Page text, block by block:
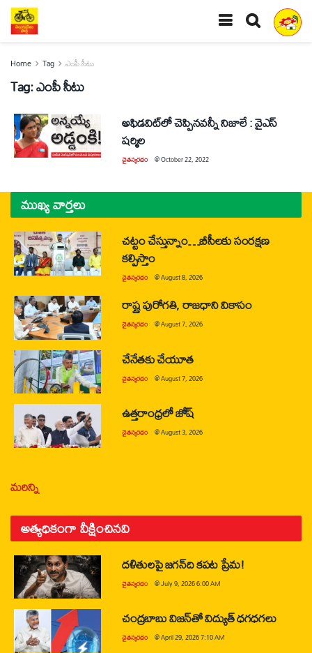
Home Tag ఎంపీ సీటు
Tag:ఎంపీ సీటు
అఫిడవిట్‌లో చెప్పినవన్నీ నిజాలే : వైఎస్‌
షర్మిల
చైతన్యరధం @October 22, 2022
ముఖ్య వార్తలు
చట్టం చేస్తున్నాం…బీసీలకు సంరక్షణ
కల్పిస్తాం
చైతన్యరధం @August 8, 2026
రాష్ట్ర పురోగతి, రాజధాని వికాసం
చైతన్యరధం @August 7, 2026
చేనేతకు చేయూత
చైతన్యరధం @August 7, 2026
ఉత్తరాంధ్రలో జోష్
చైతన్యరధం @August 3, 2026
మరిన్ని
అత్యధికంగా వీక్షించినవి
దళితులపై జగన్‌ది కపట ప్రేమ!
చైతన్యరధం @July 9, 2026 6:00 AM
చంద్రబాబు విజన్‌తో విద్యుత్ ధగధగలు
చైతన్యరధం @April 29, 2026 7:10 AM